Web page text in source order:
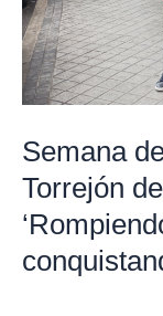
Semana
Torrejón
Ardoz,
bajo
el
‘Rompiendo
esquemas,
conquistando
metas’